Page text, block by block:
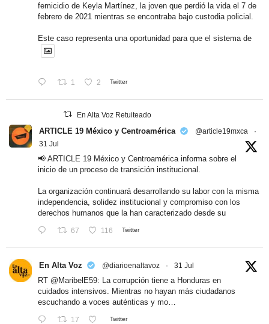
femicidio de Keyla Martínez, la joven que perdió la vida el 7 de
febrero de 2021 mientras se encontraba bajo custodia policial.
Este caso representa una oportunidad para que el sistema de
1 2 Twitter
En Alta Voz Retuiteado
ARTICLE 19 México y Centroamérica @article19mxca
·
31 Jul
📢 ARTICLE 19 México y Centroamérica informa sobre el
inicio de un proceso de transición institucional.
La organización continuará desarrollando su labor con la misma
independencia, solidez institucional y compromiso con los
derechos humanos que la han caracterizado desde su
67 116 Twitter
En Alta Voz @diarioenaltavoz · 31 Jul
RT @MaribelE59: La corrupción tiene a Honduras en
cuidados intensivos. Mientras no hayan más ciudadanos
escuchando a voces auténticas y mo…
17 Twitter